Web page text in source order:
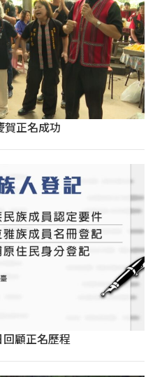
賀正名成功
顧正名歷程